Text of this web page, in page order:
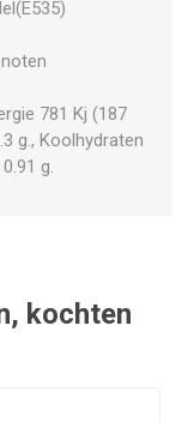
781 Kj (187
g., Koolhydraten
g.
kochten